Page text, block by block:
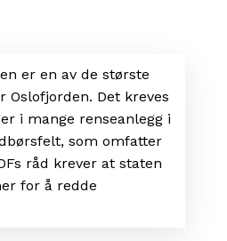
er en av de største
Oslofjorden. Det kreves
i mange renseanlegg i
som omfatter
råd krever at staten
for å redde